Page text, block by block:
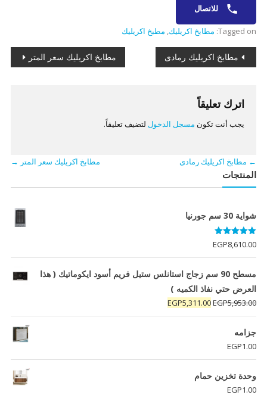
للاتصال
Tagged on: مطابخ اكريليك مطبخ اكريليك
تصفّح
مطابخ اكريليك رمادى مطابخ اكريليك سعر المتر
اترك تعليقاً
يجب أنت تكون مسجل الدخول لتضيف تعليقاً.
← مطابخ اكريليك رمادى مطابخ اكريليك سعر المتر →
المنتجات
شواية 30 سم جورنيا
تم التقييم
5.00 من 5EGP8,610.00
مسطح 90 سم زجاج استانلس ستيل فريم أسود ايكوماتيك ( هذا
العرض حتي نفاذ الكميه )
EGP5,953.00
السعر
الأصلي
EGP5,311.00
السعر
الحالي
جزامه
EGP1.00
وحدة تخزين حمام
EGP1.00